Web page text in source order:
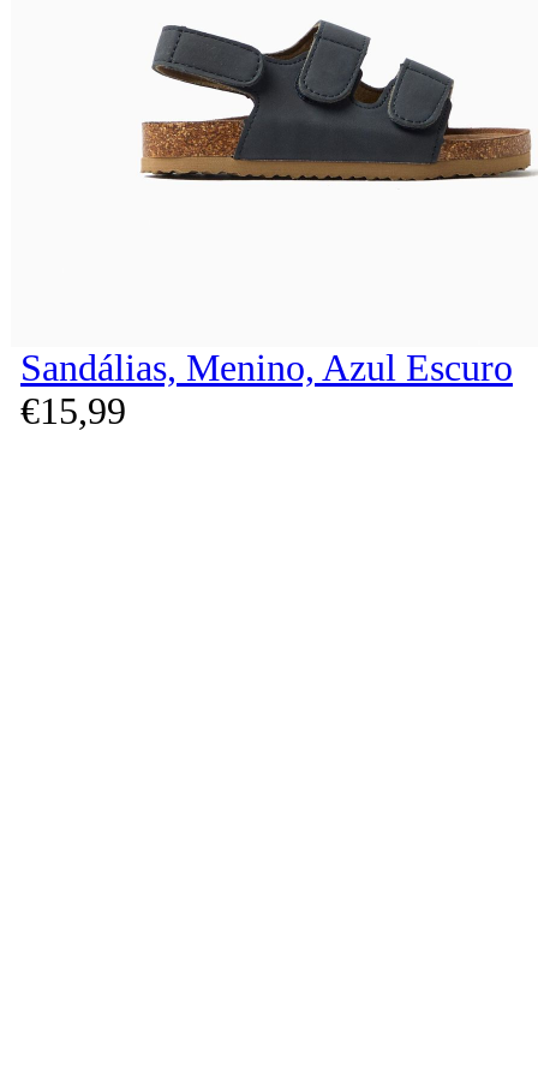
Sandálias, Menino, Azul Escuro
€15,99